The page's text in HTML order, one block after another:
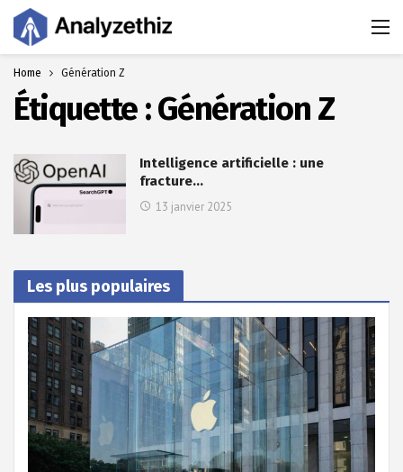
Home Génération Z
Étiquette :Génération Z
Intelligence artificielle : une
fracture…
13 janvier 2025
Les plus populaires